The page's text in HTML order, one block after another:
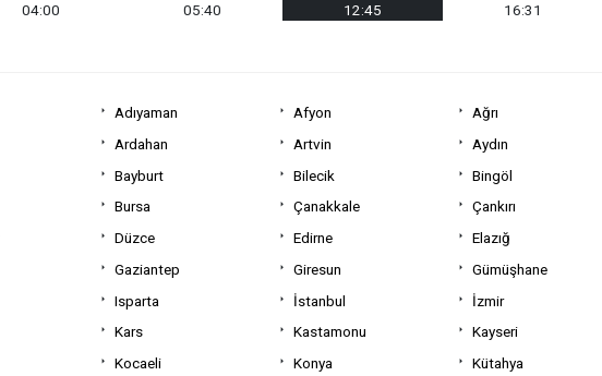
04:00
05:40
12:45
16:31
Adıyaman Afyon Ağrı
Ardahan Artvin Aydın
Bayburt Bilecik Bingöl
Bursa Çanakkale Çankırı
Düzce Edirne Elazığ
Gaziantep Giresun Gümüşhane
Isparta İstanbul İzmir
Kars Kastamonu Kayseri
Kocaeli Konya Kütahya